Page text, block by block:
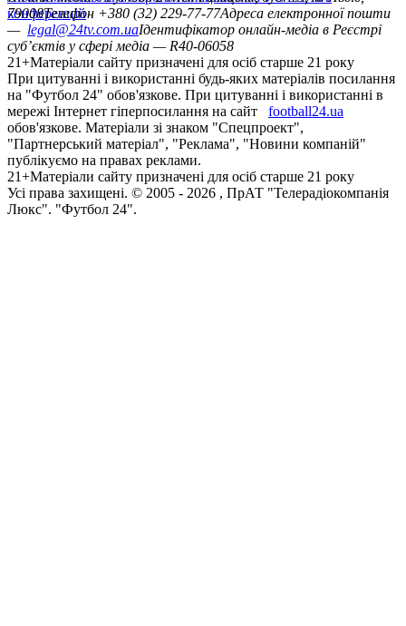
конференцій
79008Телефон +380 (32) 229-77-77Адреса електронної пошти
— legal@24tv.com.uaІдентифікатор онлайн-медіа в Реєстрі
суб’єктів у сфері медіа — R40-06058
21+Матеріали сайту призначені для осіб старше 21 року
При цитуванні і використанні будь-яких матеріалів посилання
на "Футбол 24" обов'язкове. При цитуванні і використанні в
мережі Інтернет гіперпосилання на сайт
football24.ua
обов'язкове. Матеріали зі знаком "Спецпроект",
"Партнерський матеріал", "Реклама", "Новини компаній"
публікуємо на правах реклами.
21+Матеріали сайту призначені для осіб старше 21 року
Усi права захищенi. © 2005 - 2026 , ПрАТ "Телерадіокомпанія
Люкс". "Футбол 24".